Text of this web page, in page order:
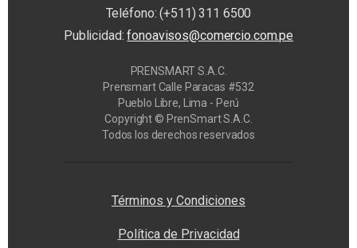
Teléfono: (+511) 311 6500
Publicidad:fonoavisos@comercio.com.pe
PRENSMART S.A.C.
Prensmart Calle Paracas #532
Pueblo Libre, Lima - Perú
Copyright © PrenSmart S.A.C.
Todos los derechos reservados
Términos y Condiciones
Política de Privacidad